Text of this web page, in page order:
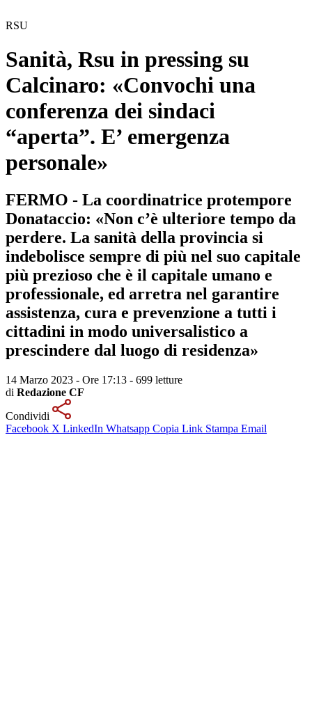
RSU
Sanità, Rsu in pressing su
Calcinaro: «Convochi una
conferenza dei sindaci
“aperta”. E’ emergenza
personale»
FERMO - La coordinatrice protempore
Donataccio: «Non c’è ulteriore tempo da
perdere. La sanità della provincia si
indebolisce sempre di più nel suo capitale
più prezioso che è il capitale umano e
professionale, ed arretra nel garantire
assistenza, cura e prevenzione a tutti i
cittadini in modo universalistico a
prescindere dal luogo di residenza»
14 Marzo 2023 - Ore 17:13 - 699 letture
di Redazione CF
Condividi
Facebook X LinkedIn Whatsapp Copia Link Stampa Email